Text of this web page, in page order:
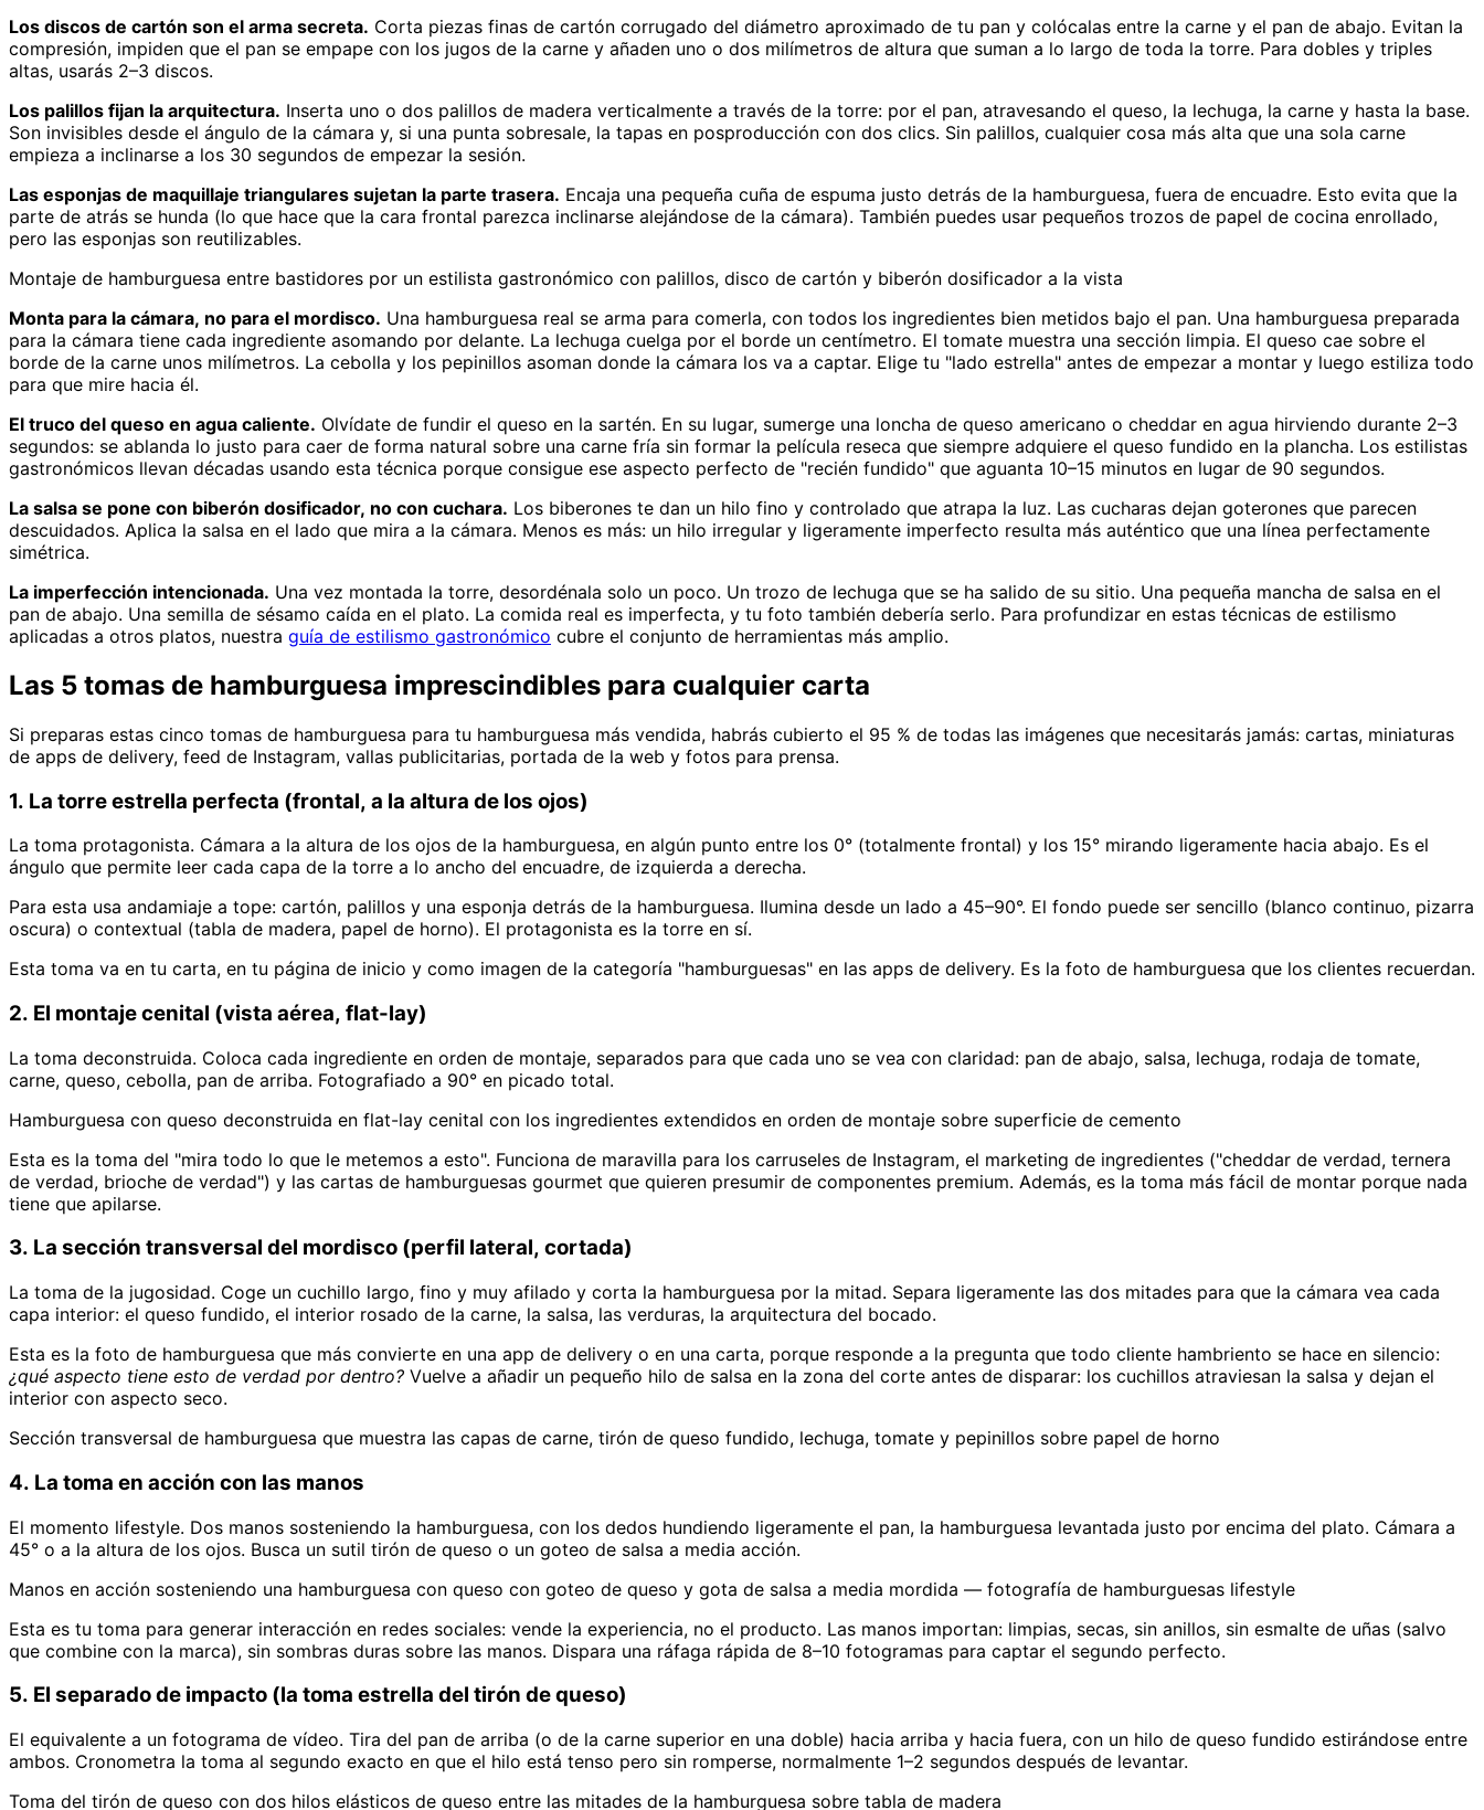
Los discos de cartón son el arma secreta. Corta piezas finas de cartón corrugado del diámetro aproximado de tu pan y colócalas entre la carne y el pan de abajo. Evitan la
compresión, impiden que el pan se empape con los jugos de la carne y añaden uno o dos milímetros de altura que suman a lo largo de toda la torre. Para dobles y triples
altas, usarás 2–3 discos.
Los palillos fijan la arquitectura. Inserta uno o dos palillos de madera verticalmente a través de la torre: por el pan, atravesando el queso, la lechuga, la carne y hasta la base.
Son invisibles desde el ángulo de la cámara y, si una punta sobresale, la tapas en posproducción con dos clics. Sin palillos, cualquier cosa más alta que una sola carne
empieza a inclinarse a los 30 segundos de empezar la sesión.
Las esponjas de maquillaje triangulares sujetan la parte trasera. Encaja una pequeña cuña de espuma justo detrás de la hamburguesa, fuera de encuadre. Esto evita que la
parte de atrás se hunda (lo que hace que la cara frontal parezca inclinarse alejándose de la cámara). También puedes usar pequeños trozos de papel de cocina enrollado,
pero las esponjas son reutilizables.
Montaje de hamburguesa entre bastidores por un estilista gastronómico con palillos, disco de cartón y biberón dosificador a la vista
Monta para la cámara, no para el mordisco. Una hamburguesa real se arma para comerla, con todos los ingredientes bien metidos bajo el pan. Una hamburguesa preparada
para la cámara tiene cada ingrediente asomando por delante. La lechuga cuelga por el borde un centímetro. El tomate muestra una sección limpia. El queso cae sobre el
borde de la carne unos milímetros. La cebolla y los pepinillos asoman donde la cámara los va a captar. Elige tu "lado estrella" antes de empezar a montar y luego estiliza todo
para que mire hacia él.
El truco del queso en agua caliente. Olvídate de fundir el queso en la sartén. En su lugar, sumerge una loncha de queso americano o cheddar en agua hirviendo durante 2–3
segundos: se ablanda lo justo para caer de forma natural sobre una carne fría sin formar la película reseca que siempre adquiere el queso fundido en la plancha. Los estilistas
gastronómicos llevan décadas usando esta técnica porque consigue ese aspecto perfecto de "recién fundido" que aguanta 10–15 minutos en lugar de 90 segundos.
La salsa se pone con biberón dosificador, no con cuchara. Los biberones te dan un hilo fino y controlado que atrapa la luz. Las cucharas dejan goterones que parecen
descuidados. Aplica la salsa en el lado que mira a la cámara. Menos es más: un hilo irregular y ligeramente imperfecto resulta más auténtico que una línea perfectamente
simétrica.
La imperfección intencionada. Una vez montada la torre, desordénala solo un poco. Un trozo de lechuga que se ha salido de su sitio. Una pequeña mancha de salsa en el
pan de abajo. Una semilla de sésamo caída en el plato. La comida real es imperfecta, y tu foto también debería serlo. Para profundizar en estas técnicas de estilismo
aplicadas a otros platos, nuestra guía de estilismo gastronómico cubre el conjunto de herramientas más amplio.
Las 5 tomas de hamburguesa imprescindibles para cualquier carta
Si preparas estas cinco tomas de hamburguesa para tu hamburguesa más vendida, habrás cubierto el 95 % de todas las imágenes que necesitarás jamás: cartas, miniaturas
de apps de delivery, feed de Instagram, vallas publicitarias, portada de la web y fotos para prensa.
1. La torre estrella perfecta (frontal, a la altura de los ojos)
La toma protagonista. Cámara a la altura de los ojos de la hamburguesa, en algún punto entre los 0° (totalmente frontal) y los 15° mirando ligeramente hacia abajo. Es el
ángulo que permite leer cada capa de la torre a lo ancho del encuadre, de izquierda a derecha.
Para esta usa andamiaje a tope: cartón, palillos y una esponja detrás de la hamburguesa. Ilumina desde un lado a 45–90°. El fondo puede ser sencillo (blanco continuo, pizarra
oscura) o contextual (tabla de madera, papel de horno). El protagonista es la torre en sí.
Esta toma va en tu carta, en tu página de inicio y como imagen de la categoría "hamburguesas" en las apps de delivery. Es la foto de hamburguesa que los clientes recuerdan.
2. El montaje cenital (vista aérea, flat-lay)
La toma deconstruida. Coloca cada ingrediente en orden de montaje, separados para que cada uno se vea con claridad: pan de abajo, salsa, lechuga, rodaja de tomate,
carne, queso, cebolla, pan de arriba. Fotografiado a 90° en picado total.
Hamburguesa con queso deconstruida en flat-lay cenital con los ingredientes extendidos en orden de montaje sobre superficie de cemento
Esta es la toma del "mira todo lo que le metemos a esto". Funciona de maravilla para los carruseles de Instagram, el marketing de ingredientes ("cheddar de verdad, ternera
de verdad, brioche de verdad") y las cartas de hamburguesas gourmet que quieren presumir de componentes premium. Además, es la toma más fácil de montar porque nada
tiene que apilarse.
3. La sección transversal del mordisco (perfil lateral, cortada)
La toma de la jugosidad. Coge un cuchillo largo, fino y muy afilado y corta la hamburguesa por la mitad. Separa ligeramente las dos mitades para que la cámara vea cada
capa interior: el queso fundido, el interior rosado de la carne, la salsa, las verduras, la arquitectura del bocado.
Esta es la foto de hamburguesa que más convierte en una app de delivery o en una carta, porque responde a la pregunta que todo cliente hambriento se hace en silencio:
¿qué aspecto tiene esto de verdad por dentro? Vuelve a añadir un pequeño hilo de salsa en la zona del corte antes de disparar: los cuchillos atraviesan la salsa y dejan el
interior con aspecto seco.
Sección transversal de hamburguesa que muestra las capas de carne, tirón de queso fundido, lechuga, tomate y pepinillos sobre papel de horno
4. La toma en acción con las manos
El momento lifestyle. Dos manos sosteniendo la hamburguesa, con los dedos hundiendo ligeramente el pan, la hamburguesa levantada justo por encima del plato. Cámara a
45° o a la altura de los ojos. Busca un sutil tirón de queso o un goteo de salsa a media acción.
Manos en acción sosteniendo una hamburguesa con queso con goteo de queso y gota de salsa a media mordida — fotografía de hamburguesas lifestyle
Esta es tu toma para generar interacción en redes sociales: vende la experiencia, no el producto. Las manos importan: limpias, secas, sin anillos, sin esmalte de uñas (salvo
que combine con la marca), sin sombras duras sobre las manos. Dispara una ráfaga rápida de 8–10 fotogramas para captar el segundo perfecto.
5. El separado de impacto (la toma estrella del tirón de queso)
El equivalente a un fotograma de vídeo. Tira del pan de arriba (o de la carne superior en una doble) hacia arriba y hacia fuera, con un hilo de queso fundido estirándose entre
ambos. Cronometra la toma al segundo exacto en que el hilo está tenso pero sin romperse, normalmente 1–2 segundos después de levantar.
Toma del tirón de queso con dos hilos elásticos de queso entre las mitades de la hamburguesa sobre tabla de madera